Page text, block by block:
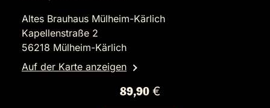
Altes Brauhaus Mülheim-Kärlich
Kapellenstraße 2
56218 Mülheim-Kärlich
Auf der Karte anzeigen
89,90 €